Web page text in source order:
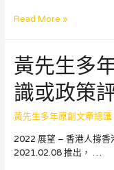
要
生
跟
港
人
申
請
學
的
謬
Read More »
黃先生多
識或政策
黃先生多年原創文章總
2022 展望 – 香港人撐香
2021.02.08 推出， …